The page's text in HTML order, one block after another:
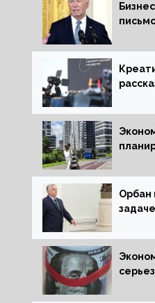
Орбан
за мир